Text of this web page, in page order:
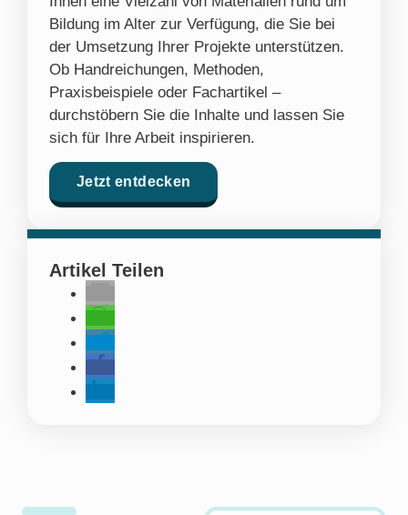
Bildung im Alter zur Verfügung, die Sie bei
der Umsetzung Ihrer Projekte unterstützen.
Ob Handreichungen, Methoden,
Praxisbeispiele oder Fachartikel –
durchstöbern Sie die Inhalte und lassen Sie
sich für Ihre Arbeit inspirieren.
Jetzt entdecken
Artikel Teilen